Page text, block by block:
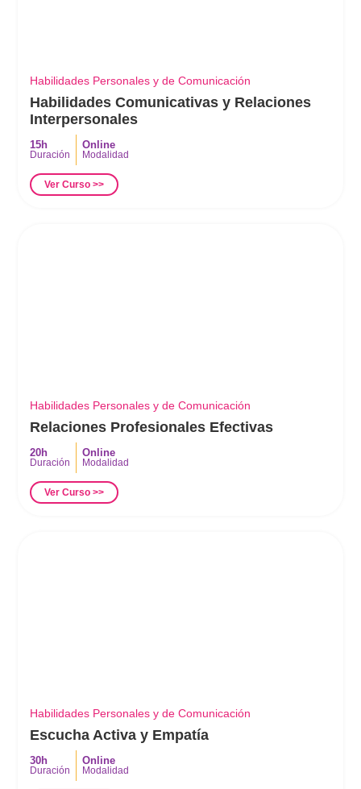
Habilidades Personales y de Comunicación
Habilidades Comunicativas y Relaciones
Interpersonales
15h
Duración
Online
Modalidad
Ver Curso >>
Habilidades Personales y de Comunicación
Relaciones Profesionales Efectivas
20h
Duración
Online
Modalidad
Ver Curso >>
Habilidades Personales y de Comunicación
Escucha Activa y Empatía
30h
Duración
Online
Modalidad